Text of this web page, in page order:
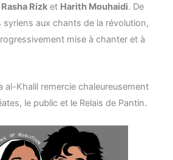
Rasha Rizk et Harith Mouhaidi. De
aux chants de la révolution,
mise à chanter et à
al-Khalil remercie chaleureusement
le public et le Relais de Pantin.